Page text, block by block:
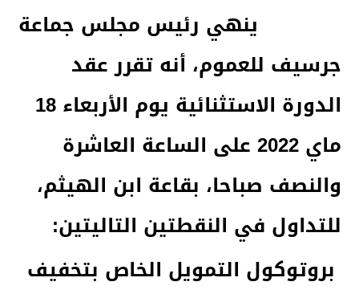
ينهي رئيس مجلس جماعة
جرسيف للعموم، أنه تقرر عقد
الدورة الاستثنائية يوم الأربعاء 18
ماي 2022 على الساعة العاشرة
والنصف صباحا، بقاعة ابن الهيثم،
للتداول في النقطتين التاليتين:
بروتوكول التمويل الخاص بتخفيف